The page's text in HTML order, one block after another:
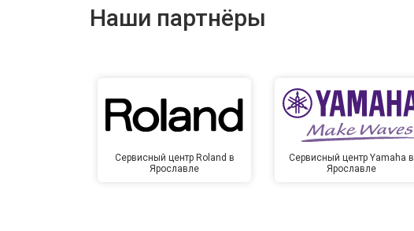
Наши партнёры
Сервисный центр Roland в
Ярославле
Сервисный центр Yamaha в
Ярославле